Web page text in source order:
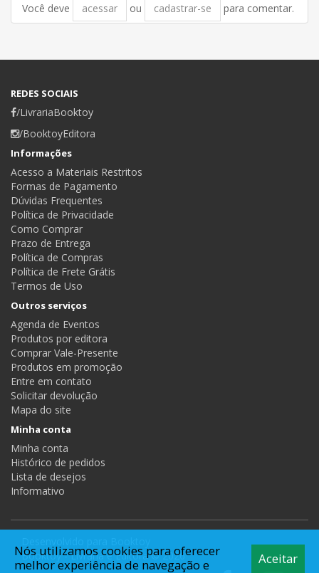
Você deve acessar ou cadastrar-se para comentar.
REDES SOCIAIS
/LivrariaBooktoy
/BooktoyEditora
Informações
Acesso a Materiais Restritos
Formas de Pagamento
Dúvidas Frequentes
Política de Privacidade
Como Comprar
Prazo de Entrega
Política de Compras
Política de Frete Grátis
Termos de Uso
Outros serviços
Agenda de Eventos
Produtos por editora
Comprar Vale-Presente
Produtos em promoção
Entre em contato
Solicitar devolução
Mapa do site
Minha conta
Minha conta
Histórico de pedidos
Lista de desejos
Informativo
Booktoy - Livraria e Editora © 2026
Aceitar
Nós utilizamos cookies para oferecer
melhor experiência de navegação e